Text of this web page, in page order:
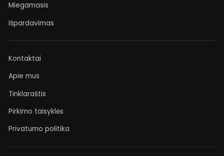
Miegamasis
Išpardavimas
Kontaktai
Apie mus
Tinklaraštis
Pirkimo taisyklės
Privatumo politika